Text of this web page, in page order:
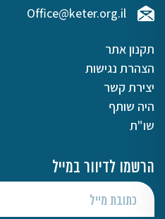
Office@keter.org.il
תקנון אתר
הצהרת נגישות
יצירת קשר
היה שותף
שו"ת
הרשמו לדיוור במייל